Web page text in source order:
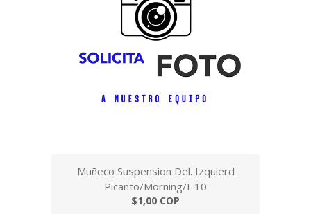
Muñeco Suspension Del. Izquierd
Picanto/Morning/I-10
$1,00 COP